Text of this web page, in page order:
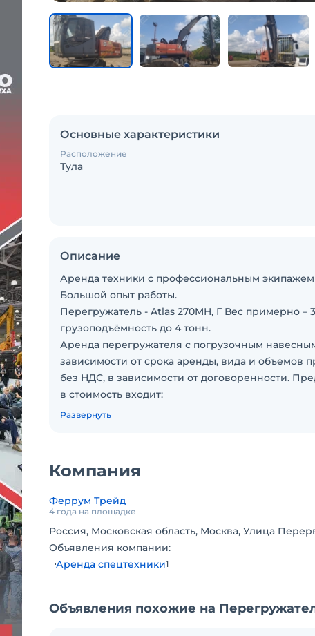
Основные характеристики
Расположение
Тула
Описание
Аренда техники с профессиональным
Большой опыт работы.
Перегружатель - Atlas 270MH, Г Вес примерно –
грузоподъёмность до 4 тонн.
Аренда перегружателя с погрузочным
зависимости от срока аренды, вида и объемов
без НДС, в зависимости от договоренности.
в стоимость входит:
1) Оператор с проживанием
5) Навесное оборудование: грейфер, или
В стоимость аренды не входит:
· Доставка туда и обратно.
· Топливо.
Срок доставки от 3 до 5 дней.
Развернуть
Компания
Феррум Трейд
4 года на площадке
Россия, Московская область, Москва, Улица
Объявления компании:
Аренда спецтехники1
Объявления похожие на